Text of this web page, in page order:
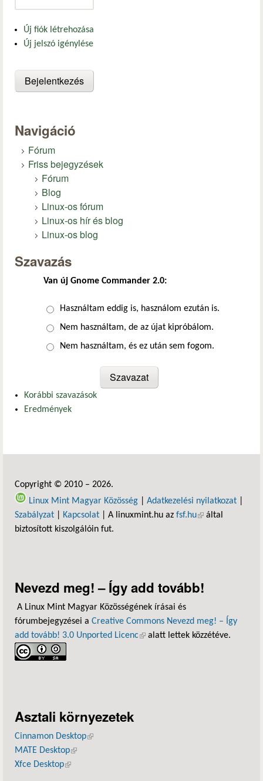
Új fiók létrehozása
Új jelszó igénylése
Navigáció
Fórum
Friss bejegyzések
Fórum
Blog
Linux-os fórum
Linux-os hír és blog
Linux-os blog
Szavazás
Van új Gnome Commander 2.0:
Választások
Használtam eddig is, használom ezután is.
Nem használtam, de az újat kipróbálom.
Nem használtam, és ez után sem fogom.
Korábbi szavazások
Eredmények
Copyright © 2010 – 2026.
Linux Mint Magyar Közösség
Adatkezelési nyilatkozat
Szabályzat
Kapcsolat | A linuxmint.hu az fsf.hu(külső hivatkozás)
által
biztosított kiszolgálóin fut.
Nevezd meg! – Így add tovább!
A Linux Mint Magyar Közösségének írásai és
fórumbejegyzései a Creative Commons Nevezd meg! – Így
add tovább! 3.0 Unported Licenc(külső hivatkozás)
alatt lettek közzétéve.
Asztali környezetek
Cinnamon Desktop(külső hivatkozás)
MATE Desktop(külső hivatkozás)
Xfce Desktop(külső hivatkozás)